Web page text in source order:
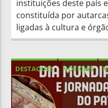
instituições deste país
constituída por
ligadas à cultura e
DESTAQUES NOTICIAS
NOTÍCIAS NACIONAIS